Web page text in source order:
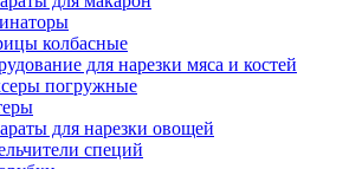
колбасные
для нарезки мяса и костей
погружные
для нарезки овощей
специй